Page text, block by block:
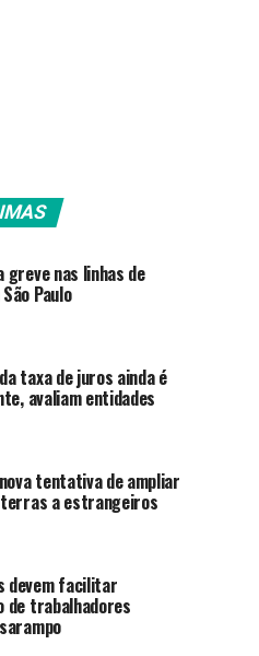
greve nas linhas de
Paulo
taxa de juros ainda é
avaliam entidades
tentativa de ampliar
terras a estrangeiros
devem facilitar
de trabalhadores